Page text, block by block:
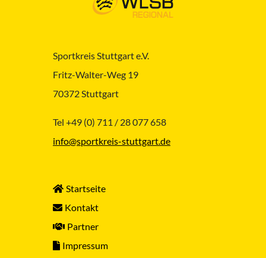
Sportkreis Stuttgart e.V.
Fritz-Walter-Weg 19
70372 Stuttgart
Tel +49 (0) 711 / 28 077 658
info@sportkreis-stuttgart.de
Startseite
Kontakt
Partner
Impressum